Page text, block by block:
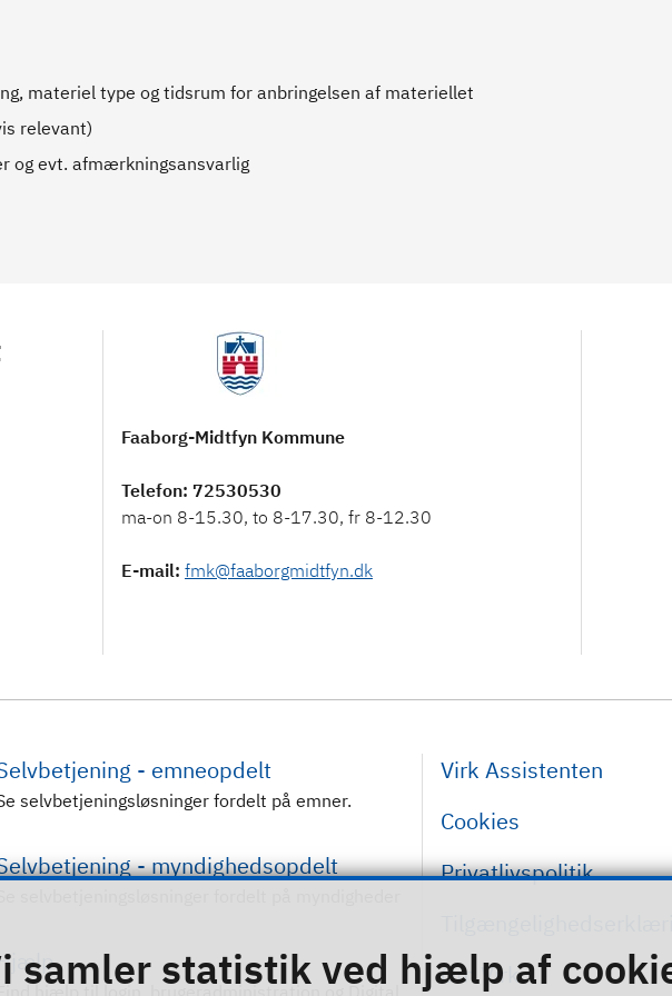
samler statistik ved hjælp af
materiel type og tidsrum for anbringelsen af materiellet
relevant)
og evt. afmærkningsansvarlig
Faaborg-Midtfyn Kommune
Telefon: 72530530
E-mail: fmk@faaborgmidtfyn.dk
- emneopdelt
selvbetjeningsløsninger fordelt på emner.
- myndighedsopdelt
Virk Assistenten
Cookies
Privatlivspolitik
Om Virk